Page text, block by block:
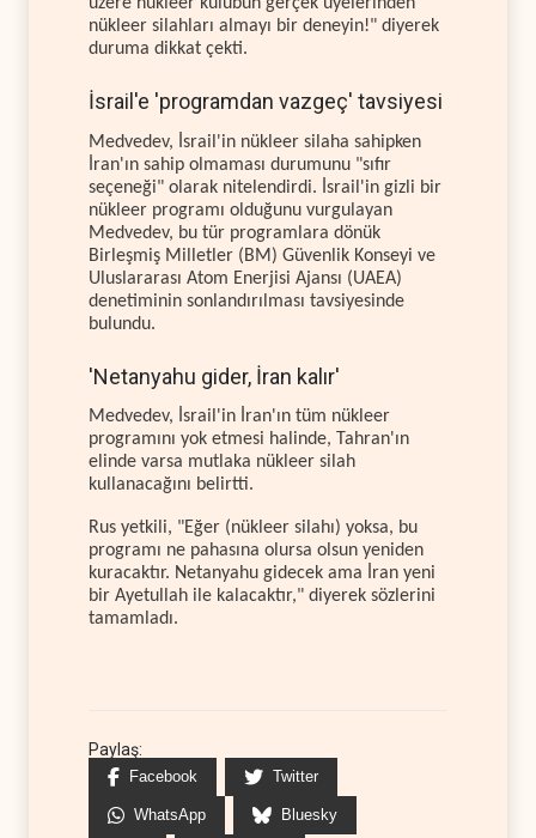
üzere nükleer kulübün gerçek üyelerinden
nükleer silahları almayı bir deneyin!" diyerek
duruma dikkat çekti.
İsrail'e 'programdan vazgeç' tavsiyesi
Medvedev, İsrail'in nükleer silaha sahipken
İran'ın sahip olmaması durumunu "sıfır
seçeneği" olarak nitelendirdi. İsrail'in gizli bir
nükleer programı olduğunu vurgulayan
Medvedev, bu tür programlara dönük
Birleşmiş Milletler (BM) Güvenlik Konseyi ve
Uluslararası Atom Enerjisi Ajansı (UAEA)
denetiminin sonlandırılması tavsiyesinde
bulundu.
'Netanyahu gider, İran kalır'
Medvedev, İsrail'in İran'ın tüm nükleer
programını yok etmesi halinde, Tahran'ın
elinde varsa mutlaka nükleer silah
kullanacağını belirtti.
Rus yetkili, "Eğer (nükleer silahı) yoksa, bu
programı ne pahasına olursa olsun yeniden
kuracaktır. Netanyahu gidecek ama İran yeni
bir Ayetullah ile kalacaktır," diyerek sözlerini
tamamladı.
Paylaş:
Facebook Twitter
WhatsApp Bluesky